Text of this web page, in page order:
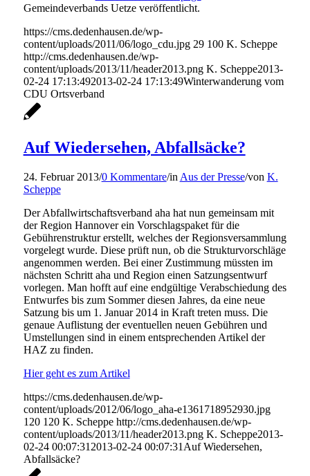
Gemeindeverbands Uetze veröffentlicht.
https://cms.dedenhausen.de/wp-
content/uploads/2011/06/logo_cdu.jpg 29 100 K. Scheppe
http://cms.dedenhausen.de/wp-
content/uploads/2013/11/header2013.png K. Scheppe2013-
02-24 17:13:492013-02-24 17:13:49Winterwanderung vom
CDU Ortsverband
Auf Wiedersehen, Abfallsäcke?
24. Februar 2013/0 Kommentare/in Aus der Presse/von K.
Scheppe
Der Abfallwirtschaftsverband aha hat nun gemeinsam mit
der Region Hannover ein Vorschlagspaket für die
Gebührenstruktur erstellt, welches der Regionsversammlung
vorgelegt wurde. Diese prüft nun, ob die Strukturvorschläge
angenommen werden. Bei einer Zustimmung müssten im
nächsten Schritt aha und Region einen Satzungsentwurf
vorlegen. Man hofft auf eine endgültige Verabschiedung des
Entwurfes bis zum Sommer diesen Jahres, da eine neue
Satzung bis um 1. Januar 2014 in Kraft treten muss. Die
genaue Auflistung der eventuellen neuen Gebühren und
Umstellungen sind in einem entsprechenden Artikel der
HAZ zu finden.
Hier geht es zum Artikel
https://cms.dedenhausen.de/wp-
content/uploads/2012/06/logo_aha-e1361718952930.jpg
120 120 K. Scheppe http://cms.dedenhausen.de/wp-
content/uploads/2013/11/header2013.png K. Scheppe2013-
02-24 00:07:31 2013-02-24 00:07:31 Auf Wiedersehen,
Abfallsäcke?